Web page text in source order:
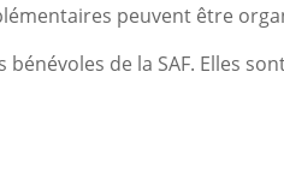
peuvent être
de la SAF. Elles